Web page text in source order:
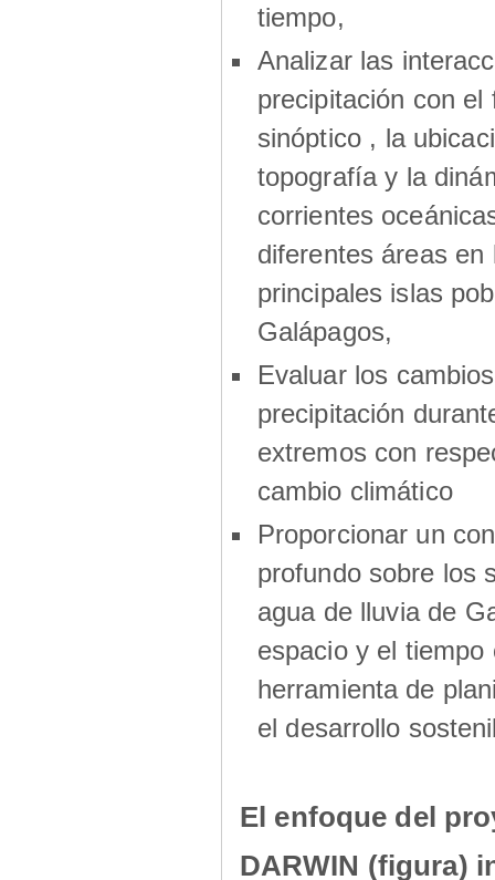
tiempo,
Analizar las
precipitación con el
sinóptico , la
topografía y la
corrientes
diferentes áreas en
principales islas
Galápagos,
Evaluar los
precipitación
extremos con
cambio climático
Proporcionar un
profundo sobre los
agua de lluvia de
espacio y el tiempo
herramienta de
el desarrollo
El enfoque del
DARWIN (figura)